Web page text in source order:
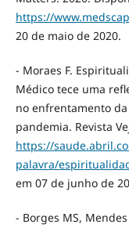
https://
20 de maio de 2020.
- Moraes F.
Médico tece uma
no enfrentamento
pandemia. Revista
https://
palavra/
em 07 de junho de
- Borges MS,